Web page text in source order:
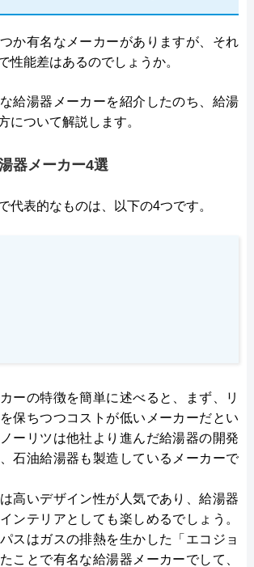
か有名なメーカーがありますが、それ
性能差はあるのでしょうか。
給湯器メーカーを紹介したのち、給湯
について解説します。
器メーカー4選
代表的なものは、以下の4つです。
ーの特徴を簡単に述べると、まず、リ
保ちつつコストが低いメーカーだとい
ーリツは他社より進んだ給湯器の開発
石油給湯器も製造しているメーカーで
高いデザイン性が人気であり、給湯器
ンテリアとしても楽しめるでしょう。
スはガスの排熱を生かした「エコジョ
ことで有名な給湯器メーカーでして、